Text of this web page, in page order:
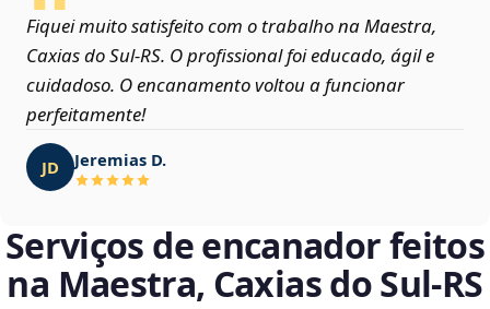
Fiquei muito satisfeito com o trabalho na Maestra,
Caxias do Sul‑RS. O profissional foi educado, ágil e
cuidadoso. O encanamento voltou a funcionar
perfeitamente!
JD Jeremias D.
Serviços de encanador feitos
na Maestra, Caxias do Sul‑RS